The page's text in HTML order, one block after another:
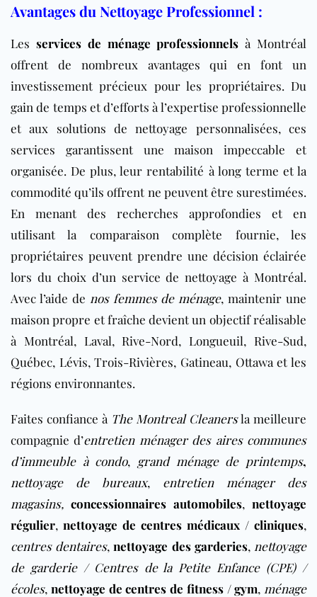
Avantages du Nettoyage Professionnel :
Les services de ménage professionnels à Montréal
offrent de nombreux avantages qui en font un
investissement précieux pour les propriétaires. Du
gain de temps et d’efforts à l’expertise professionnelle
et aux solutions de nettoyage personnalisées, ces
services garantissent une maison impeccable et
organisée. De plus, leur rentabilité à long terme et la
commodité qu’ils offrent ne peuvent être surestimées.
En menant des recherches approfondies et en
utilisant la comparaison complète fournie, les
propriétaires peuvent prendre une décision éclairée
lors du choix d’un service de nettoyage à Montréal.
Avec l’aide de nos femmes de ménage, maintenir une
maison propre et fraîche devient un objectif réalisable
à Montréal, Laval, Rive-Nord, Longueuil, Rive-Sud,
Québec, Lévis, Trois-Rivières, Gatineau, Ottawa et les
régions environnantes.
Faites confiance à The Montreal Cleanersla meilleure
compagnie d’entretien ménager des aires communes
d’immeuble à condo, grand ménage de printemps,
nettoyage de bureaux, entretien ménager des
magasins, concessionnaires automobiles, nettoyage
régulier, nettoyage de centres médicaux / cliniques,
centres dentaires,nettoyage des garderies, nettoyage
de garderie / Centres de la Petite Enfance (CPE) /
écoles, nettoyage de centres de fitness / gym, ménage